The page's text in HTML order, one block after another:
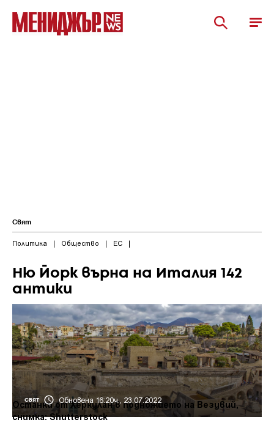
Свят
Политика | Общество | ЕС |
Ню Йорк върна на Италия 142
антики
СВЯТ Обновена 16:20ч., 23.07.2022
Останки от Херкулан в подножието на Везувий,
снимка: Shutterstock